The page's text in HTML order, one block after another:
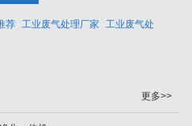
荐 工业废气处理厂家 工业废气处
更多>>